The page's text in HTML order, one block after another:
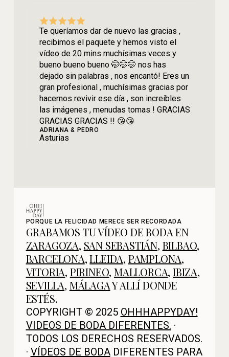
Te queríamos dar de nuevo las gracias ,
recibimos el paquete y hemos visto el
vídeo de 20 mins muchísimas veces y
bueno bueno bueno 🤭🤭🤭 nos has
dejado sin palabras , nos encantó! Eres un
gran profesional , muchísimas gracias por
hacernos revivir ese día , son increíbles
las imágenes , menudas tomas ! GRACIAS
GRACIAS GRACIAS !! 😘😘
ADRIANA & PEDRO
Asturias
PORQUE LA FELICIDAD MERECE SER RECORDADA
GRABAMOS TU VÍDEO DE BODA EN
ZARAGOZA, SAN SEBASTIÁN, BILBAO,
BARCELONA,LLEIDA, PAMPLONA,
VITORIA, PIRINEO, MALLORCA, IBIZA,
SEVILLA, MÁLAGAY ALLÍ DONDE
ESTÉS.
COPYRIGHT © 2025 OHHHAPPYDAY!
VIDEOS DE BODA DIFERENTES. ·
TODOS LOS DERECHOS RESERVADOS.
· VÍDEOS DE BODADIFERENTES PARA